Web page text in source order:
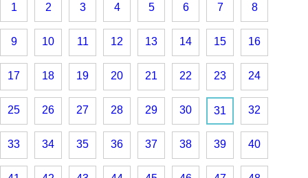
1 2 3 4 5 6 7 8
9 10 11 12 13 14 15 16
17 18 19 20 21 22 23 24
25 26 27 28 29 30 31 32
33 34 35 36 37 38 39 40